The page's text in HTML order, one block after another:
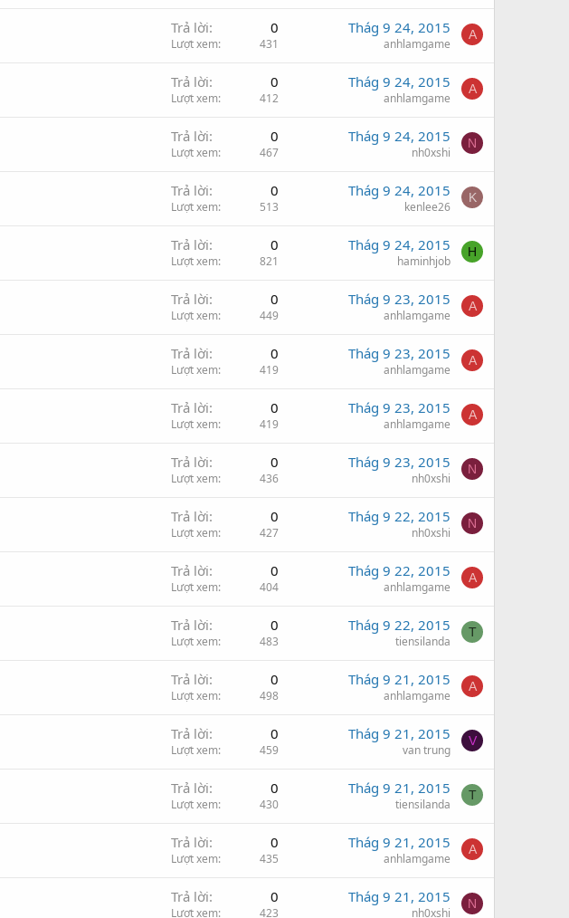
Trả lời 0
Lượt xem 431
Thág 9 24, 2015
anhlamgame
A
Trả lời 0
Lượt xem 412
Thág 9 24, 2015
anhlamgame
A
Trả lời 0
Lượt xem 467
Thág 9 24, 2015
nh0xshi
N
Trả lời 0
Lượt xem 513
Thág 9 24, 2015
kenlee26
K
Trả lời 0
Lượt xem 821
Thág 9 24, 2015
haminhjob
H
Trả lời 0
Lượt xem 449
Thág 9 23, 2015
anhlamgame
A
Trả lời 0
Lượt xem 419
Thág 9 23, 2015
anhlamgame
A
Trả lời 0
Lượt xem 419
Thág 9 23, 2015
anhlamgame
A
Trả lời 0
Lượt xem 436
Thág 9 23, 2015
nh0xshi
N
Trả lời 0
Lượt xem 427
Thág 9 22, 2015
nh0xshi
N
Trả lời 0
Lượt xem 404
Thág 9 22, 2015
anhlamgame
A
Trả lời 0
Lượt xem 483
Thág 9 22, 2015
tiensilanda
T
Trả lời 0
Lượt xem 498
Thág 9 21, 2015
anhlamgame
A
Trả lời 0
Lượt xem 459
Thág 9 21, 2015
van trung
V
Trả lời 0
Lượt xem 430
Thág 9 21, 2015
tiensilanda
T
Trả lời 0
Lượt xem 435
Thág 9 21, 2015
anhlamgame
A
Trả lời 0
Lượt xem 423
Thág 9 21, 2015
nh0xshi
N